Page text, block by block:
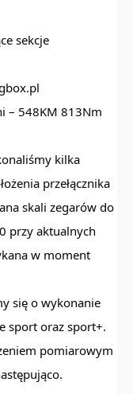
sekcje
– 548KM 813Nm
kilka
przełącznika
skali zegarów do
przy aktualnych
w moment
się o wykonanie
sport oraz sport+.
pomiarowym